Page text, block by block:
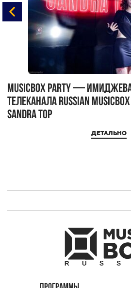
MUSICBOX PARTY —
телеканала RUSSIAN
Sandra Top
ДЕТАЛЬНО